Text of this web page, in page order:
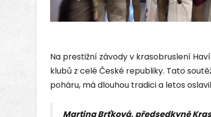
Na prestižní závody v krasobruslení
klubů z celé České republiky. Tato
poháru, má dlouhou tradici a letos
Martina Brťková, předsedkyně